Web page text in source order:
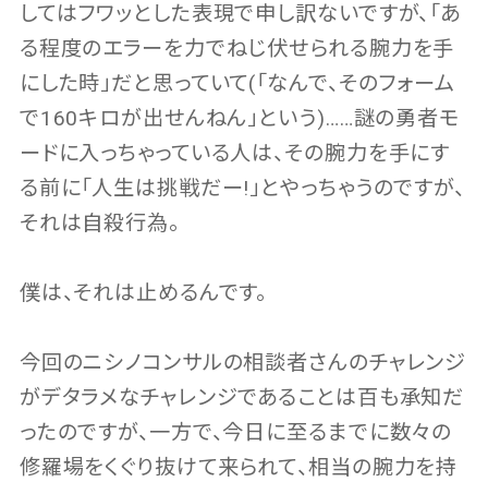
してはフワッとした表現で申し訳ないですが、「あ
る程度のエラーを力でねじ伏せられる腕力を手
にした時」だと思っていて(「なんで、そのフォーム
で160キロが出せんねん」という)……謎の勇者モ
ードに入っちゃっている人は、その腕力を手にす
る前に「人生は挑戦だー!」とやっちゃうのですが、
それは自殺行為。
僕は、それは止めるんです。
今回のニシノコンサルの相談者さんのチャレンジ
がデタラメなチャレンジであることは百も承知だ
ったのですが、一方で、今日に至るまでに数々の
修羅場をくぐり抜けて来られて、相当の腕力を持